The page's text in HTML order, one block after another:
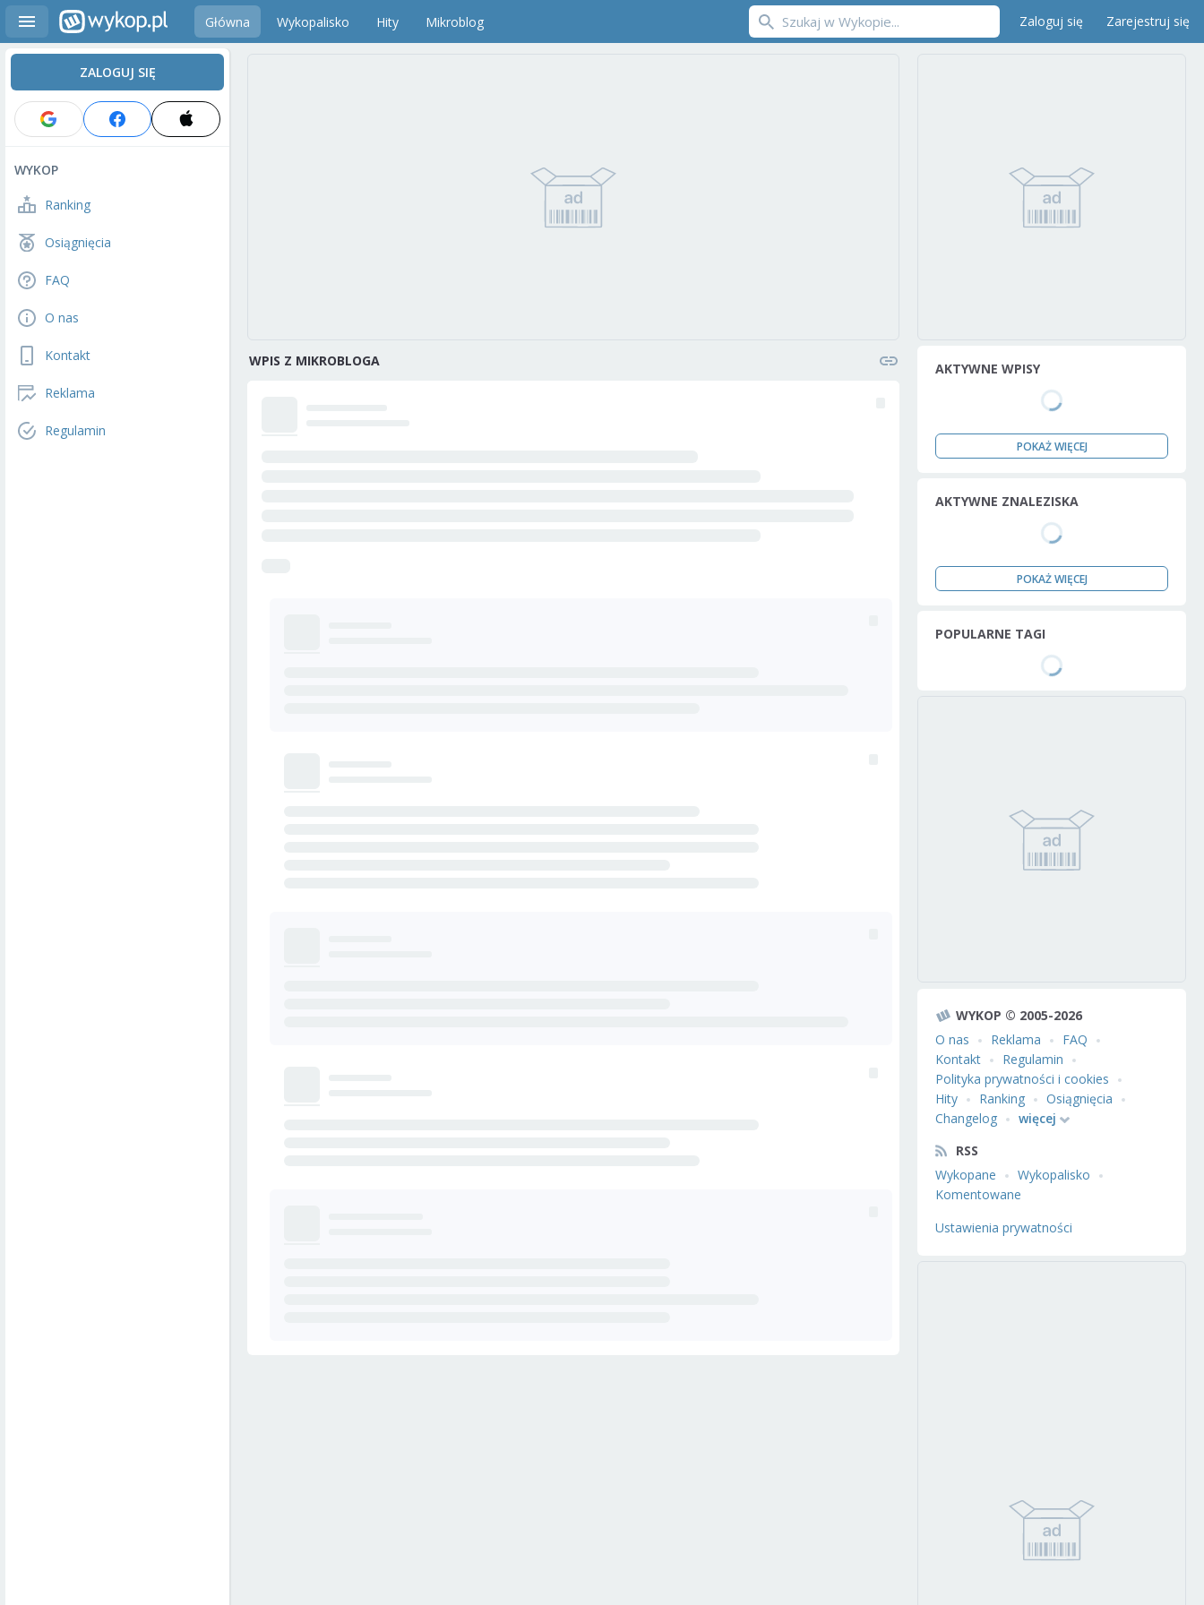
Główna Wykopalisko Hity Mikroblog Zaloguj się Zarejestruj się
ZALOGUJ SIĘ
WYKOP
Ranking
Osiągnięcia
FAQ
O nas
Kontakt
Reklama
Regulamin
WPIS Z MIKROBLOGA AKTYWNE WPISY
POKAŻ WIĘCEJ
AKTYWNE ZNALEZISKA
POKAŻ WIĘCEJ
POPULARNE TAGI
WYKOP © 2005-2026
O nas
Reklama
FAQ
Kontakt
Regulamin
Polityka prywatności i cookies
Hity
Ranking
Osiągnięcia
Changelog
więcej
RSS
Wykopane
Wykopalisko
Komentowane
Ustawienia prywatności